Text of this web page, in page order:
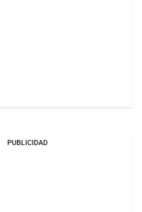
PUBLICIDAD